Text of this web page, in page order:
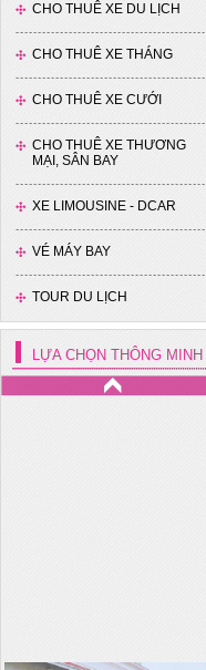
CHO THUÊ XE DU LỊCH
CHO THUÊ XE THÁNG
CHO THUÊ XE CƯỚI
CHO THUÊ XE THƯƠNG
MẠI, SÂN BAY
XE LIMOUSINE - DCAR
VÉ MÁY BAY
TOUR DU LỊCH
LỰA CHỌN THÔNG MINH
Xe 4 chỗ - Hyundai Accent